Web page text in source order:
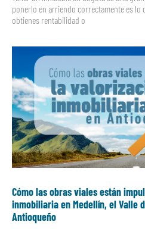
ponerlo en arriendo correctamente es lo
obtienes rentabilidad o
Cómo las obras viales están
inmobiliaria en Medellín, el Valle
Antioqueño